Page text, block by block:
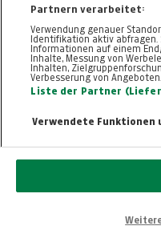
© 2026, TT.com |
Nutzung
Eigenbedarf.
Reproduktion über
Partnern verarbeitet:
Verwendung genauer
Identifikation aktiv abfragen.
Informationen auf einem
Inhalte, Messung von
Inhalten,
Verbesserung von Angeboten.
Liste der Partner
Verwendete Funktionen